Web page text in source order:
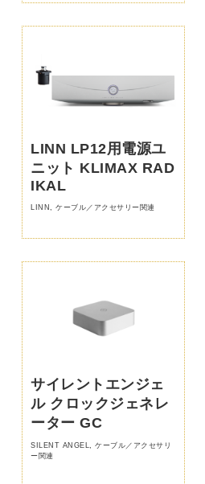
LINN LP12用電源ユ
ニット KLIMAX RAD
IKAL
LINN , ケーブル／アクセサリー関連
サイレントエンジェ
ル クロックジェネレ
ーター GC
SILENT ANGEL, ケーブル／アクセサリ
ー関連